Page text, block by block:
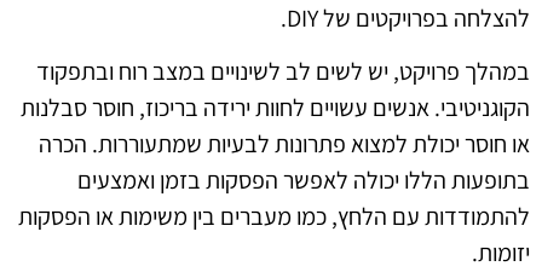
להצלחה בפרויקטים של DIY.
במהלך פרויקט, יש לשים לב לשינויים במצב רוח ובתפקוד
הקוגניטיבי. אנשים עשויים לחוות ירידה בריכוז, חוסר סבלנות
או חוסר יכולת למצוא פתרונות לבעיות שמתעוררות. הכרה
בתופעות הללו יכולה לאפשר הפסקות בזמן ואמצעים
להתמודדות עם הלחץ, כמו מעברים בין משימות או הפסקות
יזומות.